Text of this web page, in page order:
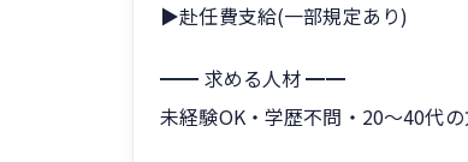
▶赴任費支給(一部規定あり)
━━ 求める人材 ━━
未経験OK・学歴不問・20〜40代